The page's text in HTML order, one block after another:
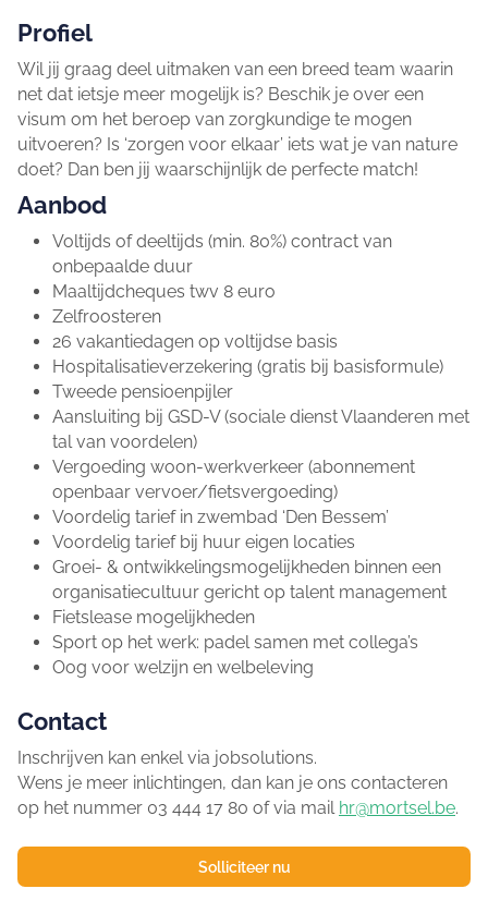
Profiel
Wil jij graag deel uitmaken van een breed team waarin
net dat ietsje meer mogelijk is? Beschik je over een
visum om het beroep van zorgkundige te mogen
uitvoeren? Is ‘zorgen voor elkaar’ iets wat je van nature
doet? Dan ben jij waarschijnlijk de perfecte match!
Aanbod
Voltijds of deeltijds (min. 80%) contract van
onbepaalde duur
Maaltijdcheques twv 8 euro
Zelfroosteren
26 vakantiedagen op voltijdse basis
Hospitalisatieverzekering (gratis bij basisformule)
Tweede pensioenpijler
Aansluiting bij GSD-V (sociale dienst Vlaanderen met
tal van voordelen)
Vergoeding woon-werkverkeer (abonnement
openbaar vervoer/fietsvergoeding)
Voordelig tarief in zwembad ‘Den Bessem’
Voordelig tarief bij huur eigen locaties
Groei- & ontwikkelingsmogelijkheden binnen een
organisatiecultuur gericht op talent management
Fietslease mogelijkheden
Sport op het werk: padel samen met collega’s
Oog voor welzijn en welbeleving
Contact
Inschrijven kan enkel via jobsolutions.
Wens je meer inlichtingen, dan kan je ons contacteren
op het nummer 03 444 17 80 of via mail hr@mortsel.be.
Solliciteer nu